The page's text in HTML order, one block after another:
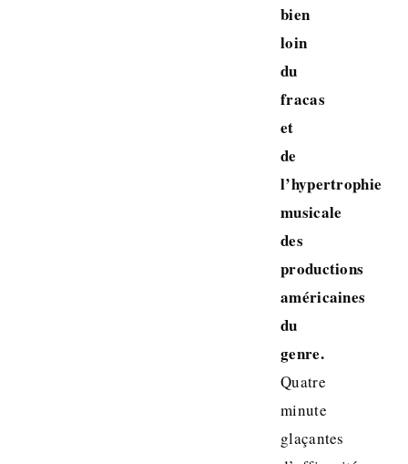
bien
loin
du
fracas
et
de
l’hypertrophie
musicale
des
productions
américaines
du
genre.
Quatre
minute
glaçantes